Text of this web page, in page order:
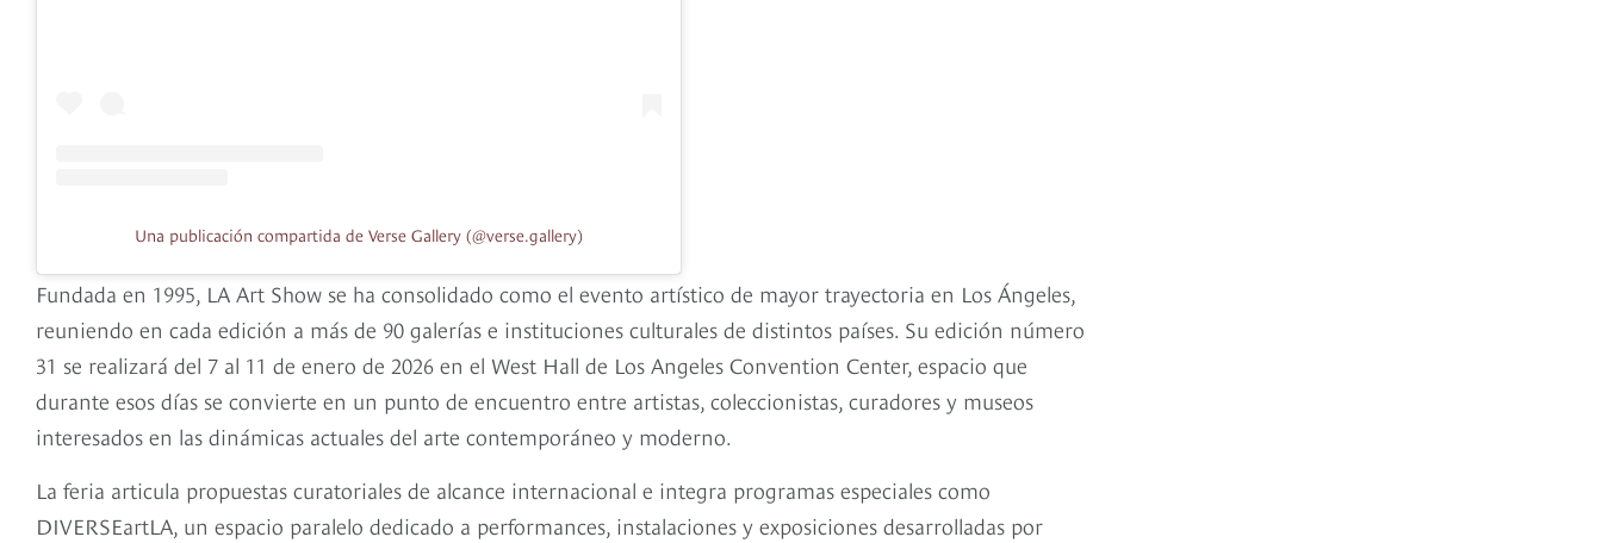
Una publicación compartida de Verse Gallery (@verse.gallery)
Fundada en 1995, LA Art Show se ha consolidado como el evento artístico de mayor trayectoria en Los Ángeles,
reuniendo en cada edición a más de 90 galerías e instituciones culturales de distintos países. Su edición número
31 se realizará del 7 al 11 de enero de 2026 en el West Hall de Los Angeles Convention Center, espacio que
durante esos días se convierte en un punto de encuentro entre artistas, coleccionistas, curadores y museos
interesados en las dinámicas actuales del arte contemporáneo y moderno.
La feria articula propuestas curatoriales de alcance internacional e integra programas especiales como
DIVERSEartLA, un espacio paralelo dedicado a performances, instalaciones y exposiciones desarrolladas por